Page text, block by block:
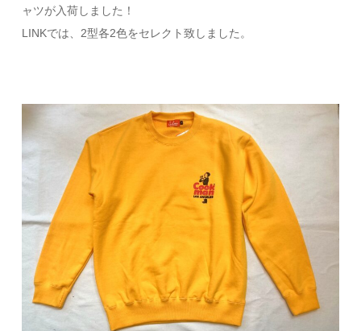
ャツが入荷しました！
LINKでは、2型各2色をセレクト致しました。